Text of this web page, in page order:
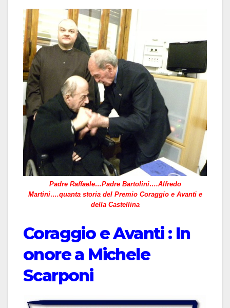
Padre Raffaele…Padre Bartolini….Alfredo
Martini….quanta storia del Premio Coraggio e Avanti e
della Castellina
Coraggio e Avanti : In
onore a Michele
Scarponi